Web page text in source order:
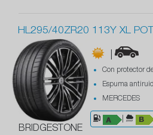
HL295/40ZR20 113Y XL
BRIDGESTONE
|
Con protector
Espuma
MERCEDES